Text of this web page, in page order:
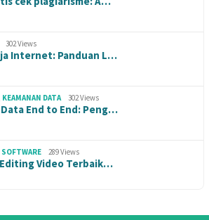
302 Views
Internet: Panduan L…
KEAMANAN DATA 302 Views
End to End: Peng…
289 Views
Video Terbaik…